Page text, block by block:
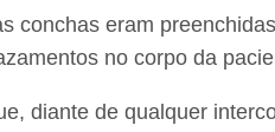
conchas eram
no corpo da
diante de qualquer